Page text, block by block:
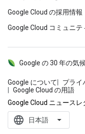
Google Cloud の採用情報
Google Cloud コミュニテ
Google について プライ
Google Cloud の用語
Google の 30 年の気
Google Cloud ニュースレ
language ‪日本語‬